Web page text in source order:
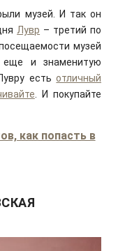
музей. И так он
Лувр – третий по
музей
и знаменитую
естьотличный
. И покупайте
как попасть в